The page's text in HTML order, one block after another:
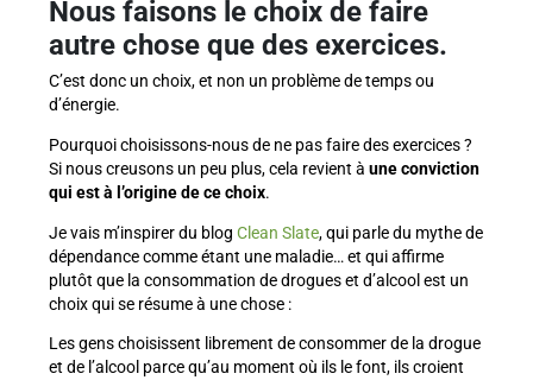
Nous faisons le choix de faire
autre chose que des exercices.
C’est donc un choix, et non un problème de temps ou
d’énergie.
Pourquoi choisissons-nous de ne pas faire des exercices ?
Si nous creusons un peu plus, cela revient à une conviction
qui est à l’origine de ce choix.
Je vais m’inspirer du blog Clean Slate, qui parle du mythe de
dépendance comme étant une maladie… et qui affirme
plutôt que la consommation de drogues et d’alcool est un
choix qui se résume à une chose :
Les gens choisissent librement de consommer de la drogue
et de l’alcool parce qu’au moment où ils le font, ils croient